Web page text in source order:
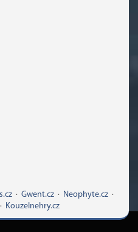
· Gwent.cz· Neophyte.cz·
· Kouzelnehry.cz